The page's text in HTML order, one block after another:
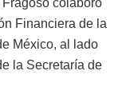
Financiera de la
México, al lado
la Secretaría de